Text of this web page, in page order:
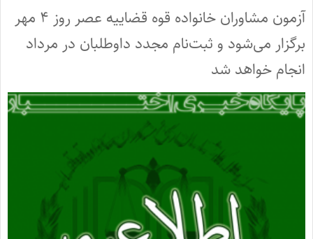
آزمون مشاوران خانواده قوه قضاییه عصر روز ۴ مهر
برگزار می‌شود و ثبت‌نام مجدد داوطلبان در مرداد
انجام خواهد شد